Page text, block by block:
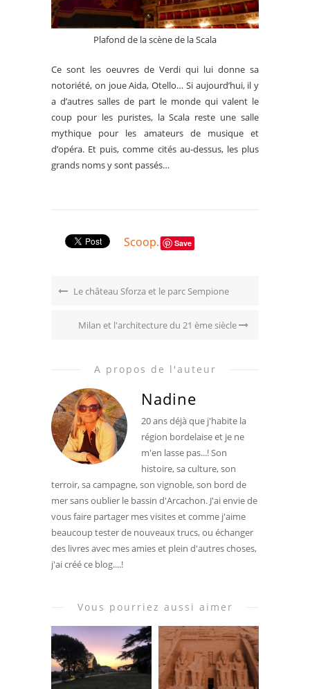
Plafond de la scène de la Scala
Ce sont les oeuvres de Verdi qui lui donne sa
notoriété, on joue Aida, Otello… Si aujourd’hui, il y
a d’autres salles de part le monde qui valent le
coup pour les puristes, la Scala reste une salle
mythique pour les amateurs de musique et
d’opéra. Et puis, comme cités au-dessus, les plus
grands noms y sont passés…
Scoop.it Save
Le château Sforza et le parc Sempione
Milan et l'architecture du 21 ème siècle
A propos de l'auteur
Nadine
20 ans déjà que j'habite la
région bordelaise et je ne
m'en lasse pas...! Son
histoire, sa culture, son
terroir, sa campagne, son vignoble, son bord de
mer sans oublier le bassin d'Arcachon. J'ai envie de
vous faire partager mes visites et comme j'aime
beaucoup tester de nouveaux trucs, ou échanger
des livres avec mes amies et plein d'autres choses,
j'ai créé ce blog....!
Vous pourriez aussi aimer